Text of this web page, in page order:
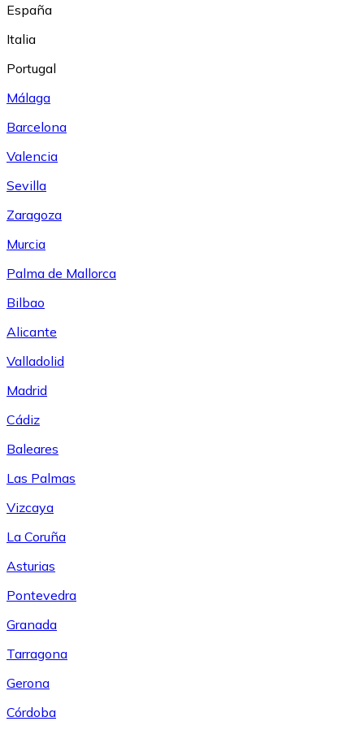
España
Italia
Portugal
Málaga
Barcelona
Valencia
Sevilla
Zaragoza
Murcia
Palma de Mallorca
Bilbao
Alicante
Valladolid
Madrid
Cádiz
Baleares
Las Palmas
Vizcaya
La Coruña
Asturias
Pontevedra
Granada
Tarragona
Gerona
Córdoba